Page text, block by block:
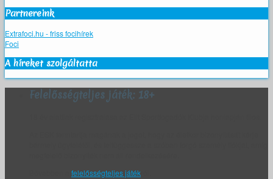
Partnereink
Extrafoci.hu - friss focihírek
Foci
A híreket szolgáltatta
Felelősségteljes játék: 18+
felelősségteljes játék